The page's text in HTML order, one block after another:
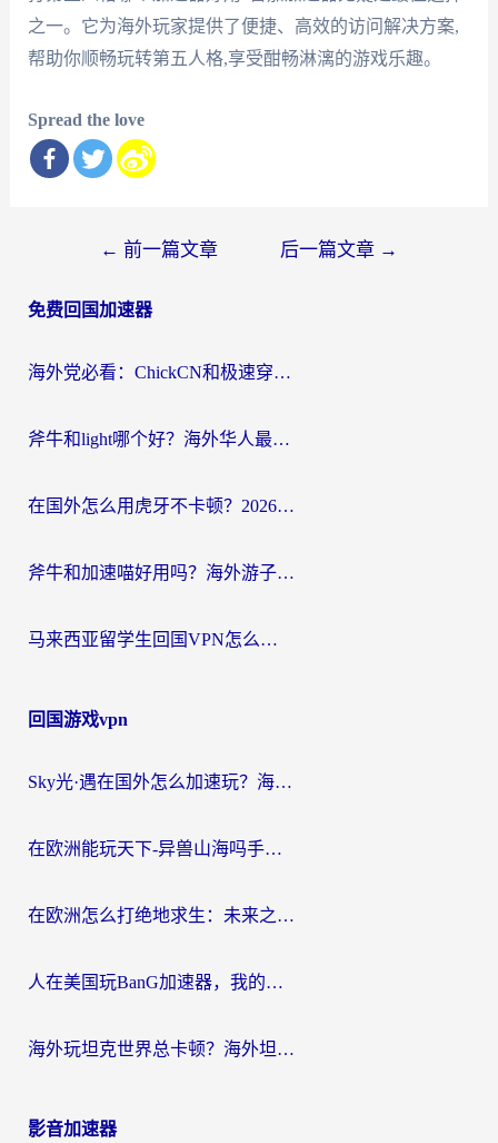
之一。它为海外玩家提供了便捷、高效的访问解决方案,
帮助你顺畅玩转第五人格,享受酣畅淋漓的游戏乐趣。
Spread the love
导
← 前一篇文章 后一篇文章 →
免费回国加速器
海外党必看：ChickCN和极速穿梭VPN好用吗？3招教你选对回国加速器无缝刷国内资源
斧牛和light哪个好？海外华人最关心的回国加速器选择难题，一篇讲透
在国外怎么用虎牙不卡顿？2026海外华人亲测有效的回国加速器选择指南
斧牛和加速喵好用吗？海外游子的真实选择困境
马来西亚留学生回国VPN怎么选？3个避坑点+1款实测好用的加速器推荐
回国游戏vpn
Sky光·遇在国外怎么加速玩？海外党亲测有效的国服游戏加速指南
在欧洲能玩天下-异兽山海吗手游？海外玩家的加速器生存指南
在欧洲怎么打绝地求生：未来之役不卡？留学生亲测的加速器避坑指南
人在美国玩BanG加速器，我的延迟终于绿了
海外玩坦克世界总卡顿？海外坦克世界加速器有哪些？实测好用的选择在这里
影音加速器